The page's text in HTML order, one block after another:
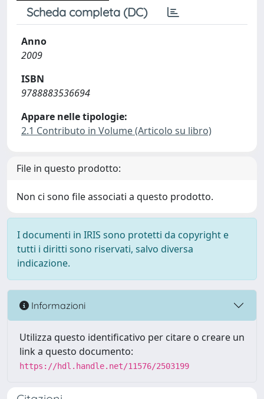
Scheda completa (DC)
Anno
2009
ISBN
9788883536694
Appare nelle tipologie:
2.1 Contributo in Volume (Articolo su libro)
File in questo prodotto:
Non ci sono file associati a questo prodotto.
I documenti in IRIS sono protetti da copyright e
tutti i diritti sono riservati, salvo diversa
indicazione.
Informazioni
Utilizza questo identificativo per citare o creare un
link a questo documento:
https://hdl.handle.net/11576/2503199